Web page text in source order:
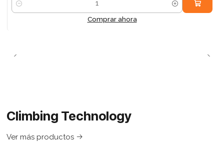
Cantidad
Comprar ahora
Climbing Technology
Ver más productos